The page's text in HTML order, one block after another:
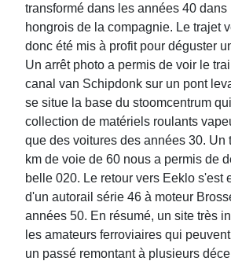
transformé dans les années 40 dans
hongrois de la compagnie. Le trajet
donc été mis à profit pour déguster
Un arrêt photo a permis de voir le
canal van Schipdonk sur un pont
se situe la base du stoomcentrum
collection de matériels roulants
que des voitures des années 30. Un
km de voie de 60 nous a permis de
belle 020. Le retour vers Eeklo s'est
d'un autorail série 46 à moteur
années 50. En résumé, un site très
les amateurs ferroviaires qui
un passé remontant à plusieurs